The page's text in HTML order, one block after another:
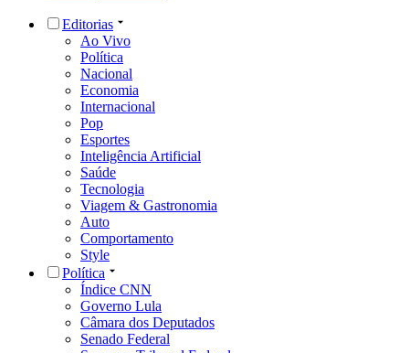
Editorias
Ao Vivo
Política
Nacional
Economia
Internacional
Pop
Esportes
Inteligência Artificial
Saúde
Tecnologia
Viagem & Gastronomia
Auto
Comportamento
Style
Política
Índice CNN
Governo Lula
Câmara dos Deputados
Senado Federal